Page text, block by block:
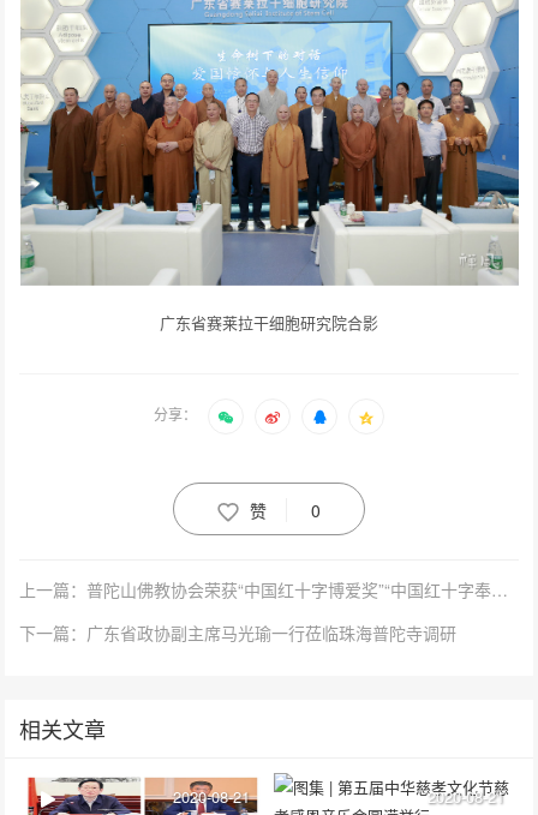
广东省赛莱拉干细胞研究院合影
分享：
赞 0
上一篇：普陀山佛教协会荣获“中国红十字博爱奖”“中国红十字奉献奖”
下一篇：广东省政协副主席马光瑜一行莅临珠海普陀寺调研
相关文章
2020-08-21 2020-08-21